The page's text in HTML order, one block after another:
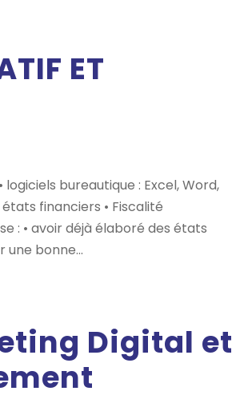
ET
bureautique : Excel, Word,
financiers • Fiscalité
: • avoir déjà élaboré des états
une bonne...
Digital et